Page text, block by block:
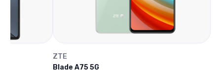
ZTE
Blade A75 5G